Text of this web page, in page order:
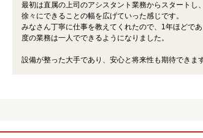
最初は直属の上司のアシスタント業務からスタートし、
徐々にできることの幅を広げていった感じです。
みなさん丁寧に仕事を教えてくれたので、1年ほどで
度の業務は一人でできるようになりました。
設備が整った大手であり、安心と将来性も期待できま